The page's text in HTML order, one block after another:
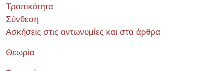
Τροπικότητα
Σύνθεση
Ασκήσεις στις αντωνυμίες και στα άρθρα
Θεωρία